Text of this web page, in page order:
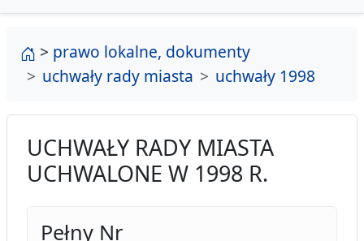
strona główna
> prawo lokalne, dokumenty
uchwały rady miasta
uchwały 1998
UCHWAŁY RADY MIASTA
UCHWALONE W 1998 R.
Pełny Nr